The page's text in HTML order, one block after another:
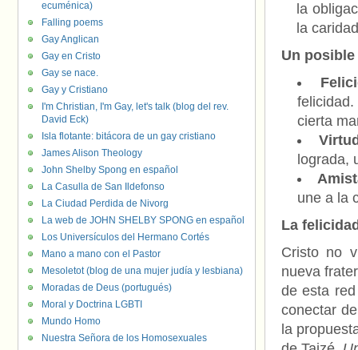
la
la
Un
cierta
lograda,
une a la
La
Cristo no
nueva
de esta
conectar
la
ecuménica)
Falling poems
Gay Anglican
Gay en Cristo
Gay se nace.
Gay y Cristiano
I'm Christian, I'm Gay, let's talk (blog del rev.
David Eck)
Isla flotante: bitácora de un gay cristiano
James Alison Theology
John Shelby Spong en español
La Casulla de San Ildefonso
La Ciudad Perdida de Nivorg
La web de JOHN SHELBY SPONG en español
Los Universículos del Hermano Cortés
Mano a mano con el Pastor
Mesoletot (blog de una mujer judía y lesbiana)
Moradas de Deus (portugués)
Moral y Doctrina LGBTI
Mundo Homo
Nuestra Señora de los Homosexuales